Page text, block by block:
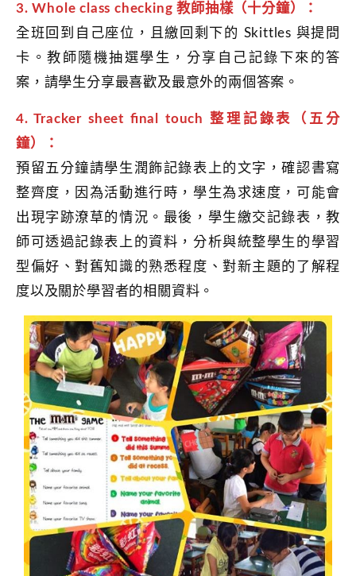
3. Whole class checking 教師抽樣（十分鐘）：
全班回到自己座位，且繳回剩下的 Skittles 與提問
卡。教師隨機抽選學生，分享自己記錄下來的答
案，請學生分享最喜歡及最意外的兩個答案。
4. Tracker sheet ﬁnal touch 整理記錄表（五分
鐘）：
預留五分鐘請學生潤飾記錄表上的文字，確認書寫
整齊度，因為活動進行時，學生為求速度，可能會
出現字跡潦草的情況。最後，學生繳交記錄表，教
師可透過記錄表上的資料，分析與統整學生的學習
型偏好、對舊知識的熟悉程度、對新主題的了解程
度以及關於學習者的相關資料。